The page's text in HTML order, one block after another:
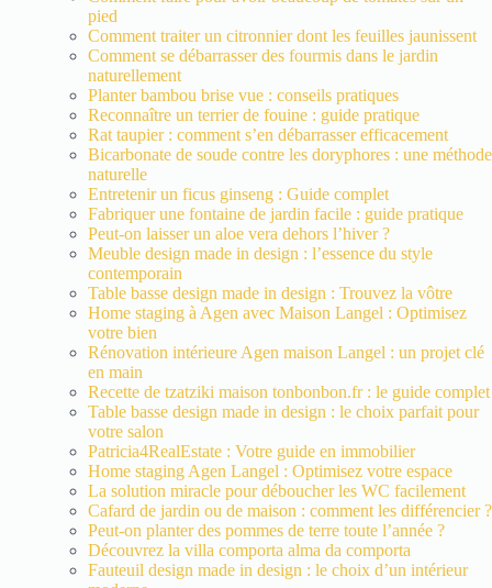
pied
Comment traiter un citronnier dont les feuilles jaunissent
Comment se débarrasser des fourmis dans le jardin
naturellement
Planter bambou brise vue : conseils pratiques
Reconnaître un terrier de fouine : guide pratique
Rat taupier : comment s’en débarrasser efficacement
Bicarbonate de soude contre les doryphores : une méthode
naturelle
Entretenir un ficus ginseng : Guide complet
Fabriquer une fontaine de jardin facile : guide pratique
Peut-on laisser un aloe vera dehors l’hiver ?
Meuble design made in design : l’essence du style
contemporain
Table basse design made in design : Trouvez la vôtre
Home staging à Agen avec Maison Langel : Optimisez
votre bien
Rénovation intérieure Agen maison Langel : un projet clé
en main
Recette de tzatziki maison tonbonbon.fr : le guide complet
Table basse design made in design : le choix parfait pour
votre salon
Patricia4RealEstate : Votre guide en immobilier
Home staging Agen Langel : Optimisez votre espace
La solution miracle pour déboucher les WC facilement
Cafard de jardin ou de maison : comment les différencier ?
Peut-on planter des pommes de terre toute l’année ?
Découvrez la villa comporta alma da comporta
Fauteuil design made in design : le choix d’un intérieur